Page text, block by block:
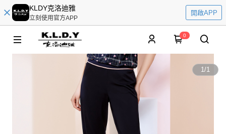
KLDY克洛迪雅
立刻使用官方APP
開啟APP
0
1/1